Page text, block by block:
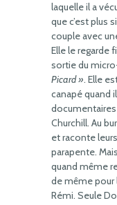
laquelle il a
que c’est plus
couple avec
Elle le regarde
sortie du
Picard ». Elle
canapé quand
Churchill. Au
et raconte
parapente.
quand même
de même pour
Rémi. Seule